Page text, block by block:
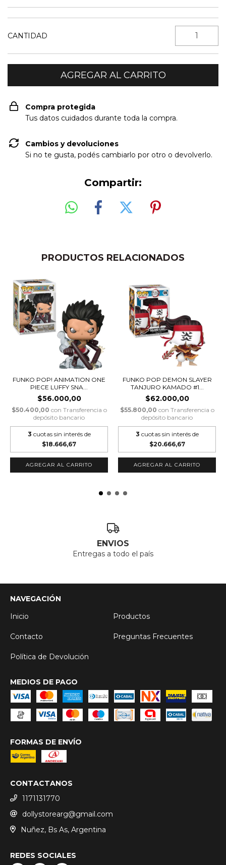
CANTIDAD
Compra protegida
Tus datos cuidados durante toda la compra.
Cambios y devoluciones
Si no te gusta, podés cambiarlo por otro o devolverlo.
Compartir:
PRODUCTOS RELACIONADOS
FUNKO POP! ANIMATION ONE
PIECE LUFFY SNA...
$56.000,00
$50.400,00 con Transferencia o
depósito bancario
3 cuotas sin interés de
$18.666,67
FUNKO POP DEMON SLAYER
TANJURO KAMADO #1...
$62.000,00
$55.800,00 con Transferencia o
depósito bancario
3 cuotas sin interés de
$20.666,67
ENVIOS
Entregas a todo el país
NAVEGACIÓN
Inicio
Productos
Contacto Preguntas Frecuentes
Política de Devolución
MEDIOS DE PAGO
FORMAS DE ENVÍO
CONTACTANOS
1171131770
dollystorearg@gmail.com
Nuñez, Bs As, Argentina
REDES SOCIALES